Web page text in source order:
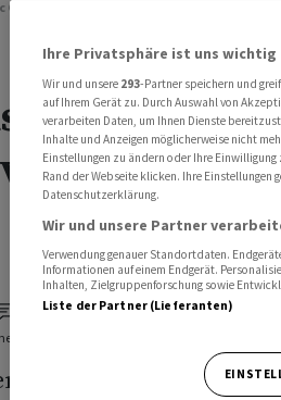
Group lehnt Offerte von Pershing Square ab
Group
Pershing
Music (UMG ) lehnt
Ihre Privatsphäre ist uns wichtig
Wir und unsere 293-Partner speichern und
auf Ihrem Gerät zu. Durch Auswahl von
verarbeiten Daten, um Ihnen Dienste
Inhalte und Anzeigen möglicherweise nicht
Einstellungen zu ändern oder Ihre
Rand der Webseite klicken. Ihre Einstellungen
Datenschutzerklärung.
Wir und unsere Partner
Verwendung genauer Standortdaten.
Informationen auf einem Endgerät.
Inhalten, Zielgruppenforschung sowie
Liste der Partner (Lieferanten)